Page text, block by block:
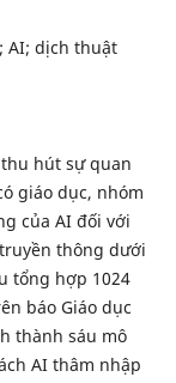
AI; dịch thuật
hút sự quan
giáo dục, nhóm
của AI đối với
thông dưới
tổng hợp 1024
báo Giáo dục
thành sáu mô
AI thâm nhập